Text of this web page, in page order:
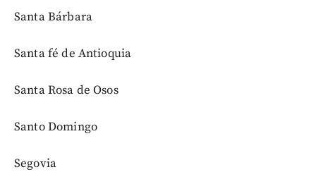
Santa Bárbara
Santa fé de Antioquia
Santa Rosa de Osos
Santo Domingo
Segovia